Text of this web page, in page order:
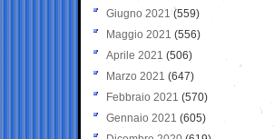
Giugno 2021(559)
Maggio 2021 (556)
Aprile 2021 (506)
Marzo 2021 (647)
Febbraio 2021 (570)
Gennaio 2021 (605)